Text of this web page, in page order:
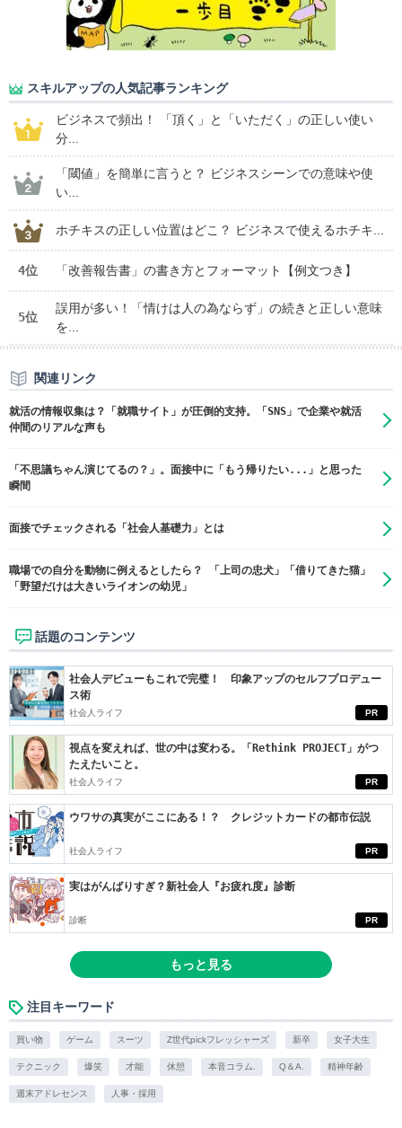
スキルアップの人気記事ランキング
ビジネスで頻出！ 「頂く」と「いただく」の正しい使い
分...
「閾値」を簡単に言うと？ ビジネスシーンでの意味や使
い...
ホチキスの正しい位置はどこ？ ビジネスで使えるホチキ...
4位 「改善報告書」の書き方とフォーマット【例文つき】
5位
誤用が多い！「情けは人の為ならず」の続きと正しい意味
を...
関連リンク
就活の情報収集は？「就職サイト」が圧倒的支持。「SNS」で企業や就活
仲間のリアルな声も
「不思議ちゃん演じてるの？」。面接中に「もう帰りたい...」と思った
瞬間
面接でチェックされる「社会人基礎力」とは
職場での自分を動物に例えるとしたら？ 「上司の忠犬」「借りてきた猫」
「野望だけは大きいライオンの幼児」
話題のコンテンツ
PR
社会人デビューもこれで完璧！ 印象アップのセルフプロデュー
ス術
社会人ライフ
PR
視点を変えれば、世の中は変わる。「Rethink PROJECT」がつ
たえたいこと。
社会人ライフ
PR
ウワサの真実がここにある！？ クレジットカードの都市伝説
社会人ライフ
PR
実はがんばりすぎ？新社会人『お疲れ度』診断
診断
もっと見る
注目キーワード
買い物 ゲーム スーツ Z世代pickフレッシャーズ 新卒 女子大生
テクニック 爆笑 才能 休憩 本音コラム. Q＆A. 精神年齢
週末アドレセンス 人事・採用